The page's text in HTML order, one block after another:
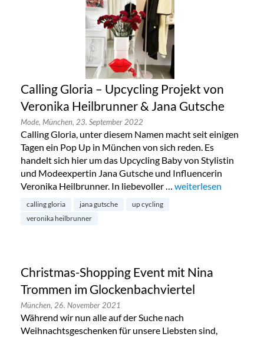
Calling Gloria – Upcycling Projekt von
Veronika Heilbrunner & Jana Gutsche
Mode, München, 23. September 2022
Calling Gloria, unter diesem Namen macht seit einigen
Tagen ein Pop Up in München von sich reden. Es
handelt sich hier um das Upcycling Baby von Stylistin
und Modeexpertin Jana Gutsche und Influencerin
Veronika Heilbrunner. In liebevoller … „Calling Gloria –
weiterlesen
calling gloria jana gutsche
up cycling
veronika heilbrunner
Christmas-Shopping Event mit Nina
Trommen im Glockenbachviertel
München, 26. November 2021
Während wir nun alle auf der Suche nach
Weihnachtsgeschenken für unsere Liebsten sind,